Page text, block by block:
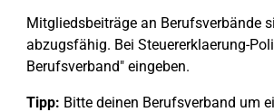
Mitgliedsbeiträge an Berufsverbände
abzugsfähig. Bei Steuererklaerung-
Berufsverband" eingeben.
Tipp: Bitte deinen Berufsverband um